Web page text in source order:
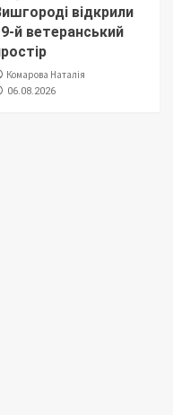
відкрили
й ветеранський
Комарова Наталія
06.08.2026